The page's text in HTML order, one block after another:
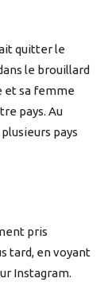
quitter le
le brouillard
et sa femme
pays. Au
pays
pris
tard, en voyant
Instagram.